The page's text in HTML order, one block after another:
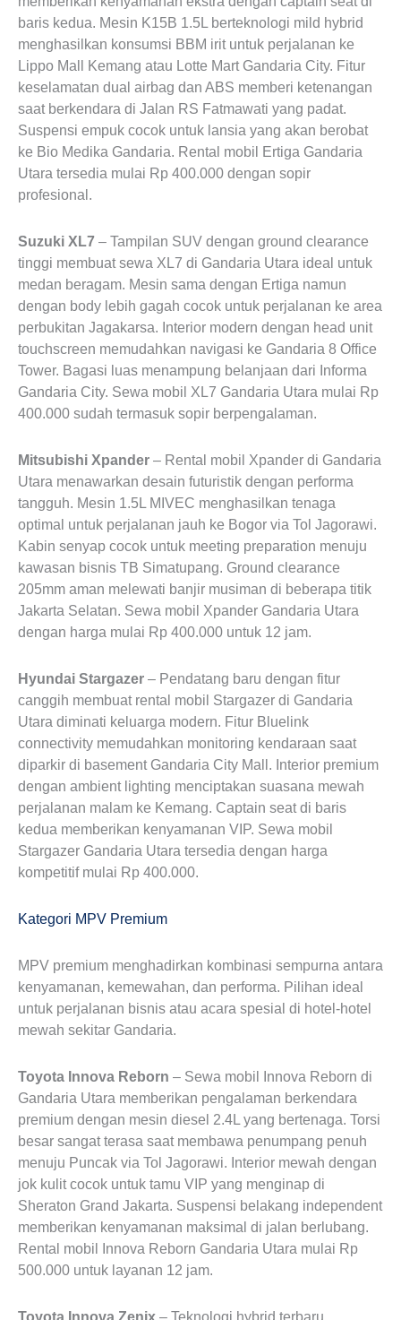
baris kedua. Mesin K15B 1.5L berteknologi mild hybrid
menghasilkan konsumsi BBM irit untuk perjalanan ke
Lippo Mall Kemang atau Lotte Mart Gandaria City. Fitur
keselamatan dual airbag dan ABS memberi ketenangan
saat berkendara di Jalan RS Fatmawati yang padat.
Suspensi empuk cocok untuk lansia yang akan berobat
ke Bio Medika Gandaria. Rental mobil Ertiga Gandaria
Utara tersedia mulai Rp 400.000 dengan sopir
profesional.
Suzuki XL7 – Tampilan SUV dengan ground clearance
tinggi membuat sewa XL7 di Gandaria Utara ideal untuk
medan beragam. Mesin sama dengan Ertiga namun
dengan body lebih gagah cocok untuk perjalanan ke area
perbukitan Jagakarsa. Interior modern dengan head unit
touchscreen memudahkan navigasi ke Gandaria 8 Office
Tower. Bagasi luas menampung belanjaan dari Informa
Gandaria City. Sewa mobil XL7 Gandaria Utara mulai Rp
400.000 sudah termasuk sopir berpengalaman.
Mitsubishi Xpander – Rental mobil Xpander di Gandaria
Utara menawarkan desain futuristik dengan performa
tangguh. Mesin 1.5L MIVEC menghasilkan tenaga
optimal untuk perjalanan jauh ke Bogor via Tol Jagorawi.
Kabin senyap cocok untuk meeting preparation menuju
kawasan bisnis TB Simatupang. Ground clearance
205mm aman melewati banjir musiman di beberapa titik
Jakarta Selatan. Sewa mobil Xpander Gandaria Utara
dengan harga mulai Rp 400.000 untuk 12 jam.
Hyundai Stargazer – Pendatang baru dengan fitur
canggih membuat rental mobil Stargazer di Gandaria
Utara diminati keluarga modern. Fitur Bluelink
connectivity memudahkan monitoring kendaraan saat
diparkir di basement Gandaria City Mall. Interior premium
dengan ambient lighting menciptakan suasana mewah
perjalanan malam ke Kemang. Captain seat di baris
kedua memberikan kenyamanan VIP. Sewa mobil
Stargazer Gandaria Utara tersedia dengan harga
kompetitif mulai Rp 400.000.
Kategori MPV Premium
MPV premium menghadirkan kombinasi sempurna antara
kenyamanan, kemewahan, dan performa. Pilihan ideal
untuk perjalanan bisnis atau acara spesial di hotel-hotel
mewah sekitar Gandaria.
Toyota Innova Reborn – Sewa mobil Innova Reborn di
Gandaria Utara memberikan pengalaman berkendara
premium dengan mesin diesel 2.4L yang bertenaga. Torsi
besar sangat terasa saat membawa penumpang penuh
menuju Puncak via Tol Jagorawi. Interior mewah dengan
jok kulit cocok untuk tamu VIP yang menginap di
Sheraton Grand Jakarta. Suspensi belakang independent
memberikan kenyamanan maksimal di jalan berlubang.
Rental mobil Innova Reborn Gandaria Utara mulai Rp
500.000 untuk layanan 12 jam.